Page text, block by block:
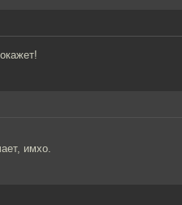
имхо.